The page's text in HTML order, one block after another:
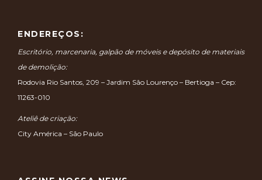
ENDEREÇOS:
Escritório, marcenaria, galpão de móveis e depósito de materiais
de demolição:
Rodovia Rio Santos, 209 – Jardim São Lourenço – Bertioga – Cep:
11263-010
Ateliê de criação:
City América – São Paulo